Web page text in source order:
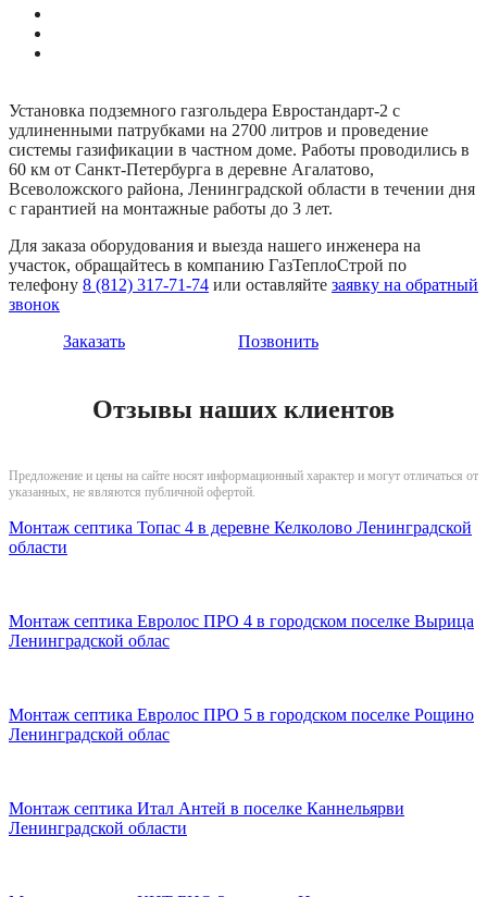
Установка подземного газгольдера Евростандарт-2 с
удлиненными патрубками на 2700 литров и проведение
системы газификации в частном доме. Работы проводились в
60 км от Санкт-Петербурга в деревне Агалатово,
Всеволожского района, Ленинградской области в течении дня
с гарантией на монтажные работы до 3 лет.
Для заказа оборудования и выезда нашего инженера на
участок, обращайтесь в компанию ГазТеплоСтрой по
телефону 8 (812) 317-71-74 или оставляйте заявку на обратный
звонок
Заказать
Позвонить
Отзывы наших клиентов
Предложение и цены на сайте носят информационный характер и могут отличаться от
указанных, не являются публичной офертой.
Монтаж септика Топас 4 в деревне Келколово Ленинградской
области
Монтаж септика Евролос ПРО 4 в городском поселке Вырица
Ленинградской облас
Монтаж септика Евролос ПРО 5 в городском поселке Рощино
Ленинградской облас
Монтаж септика Итал Антей в поселке Каннельярви
Ленинградской области